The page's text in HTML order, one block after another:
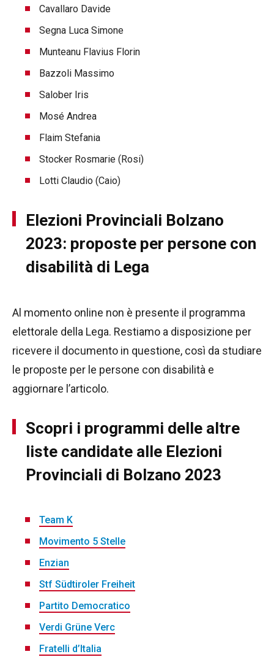
Cavallaro Davide
Segna Luca Simone
Munteanu Flavius Florin
Bazzoli Massimo
Salober Iris
Mosé Andrea
Flaim Stefania
Stocker Rosmarie (Rosi)
Lotti Claudio (Caio)
Elezioni Provinciali Bolzano
2023: proposte per persone con
disabilità di Lega
Al momento online non è presente il programma
elettorale della Lega. Restiamo a disposizione per
ricevere il documento in questione, così da studiare
le proposte per le persone con disabilità e
aggiornare l’articolo.
Scopri i programmi delle altre
liste candidate alle Elezioni
Provinciali di Bolzano 2023
Team K
Movimento 5 Stelle
Enzian
Stf Südtiroler Freiheit
Partito Democratico
Verdi Grüne Verc
Fratelli d’Italia